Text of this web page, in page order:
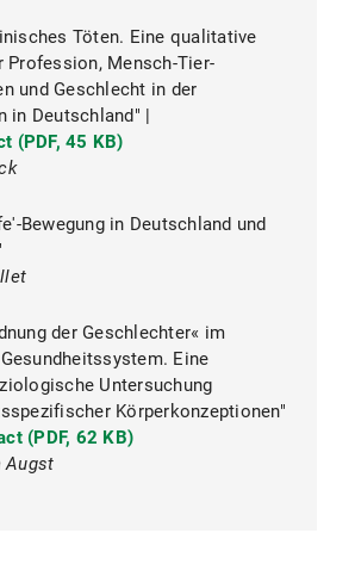
Töten. Eine qualitative
Profession, Mensch-Tier-
und Geschlecht in der
in Deutschland" |
(PDF, 45 KB)
Bewegung in Deutschland und
der Geschlechter« im
Eine
Untersuchung
Körperkonzeptionen"
(PDF, 62 KB)
Augst